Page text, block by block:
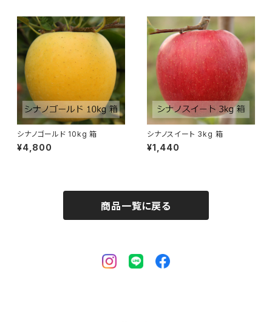
シナノゴールド 10kg 箱
¥4,800
シナノスイート 3kg 箱
¥1,440
商品一覧に戻る